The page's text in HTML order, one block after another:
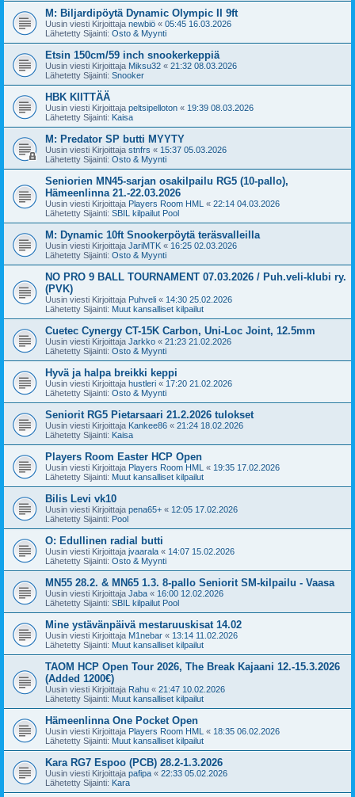
M: Biljardipöytä Dynamic Olympic II 9ft
Uusin viesti Kirjoittaja newbiö « 05:45 16.03.2026
Lähetetty Sijainti: Osto & Myynti
Etsin 150cm/59 inch snookerkeppiä
Uusin viesti Kirjoittaja Miksu32 « 21:32 08.03.2026
Lähetetty Sijainti: Snooker
HBK KIITTÄÄ
Uusin viesti Kirjoittaja peltsipelloton « 19:39 08.03.2026
Lähetetty Sijainti: Kaisa
M: Predator SP butti MYYTY
Uusin viesti Kirjoittaja stnfrs « 15:37 05.03.2026
Lähetetty Sijainti: Osto & Myynti
Seniorien MN45-sarjan osakilpailu RG5 (10-pallo),
Hämeenlinna 21.-22.03.2026
Uusin viesti Kirjoittaja Players Room HML « 22:14 04.03.2026
Lähetetty Sijainti: SBIL kilpailut Pool
M: Dynamic 10ft Snookerpöytä teräsvalleilla
Uusin viesti Kirjoittaja JariMTK « 16:25 02.03.2026
Lähetetty Sijainti: Osto & Myynti
NO PRO 9 BALL TOURNAMENT 07.03.2026 / Puh.veli-klubi ry.
(PVK)
Uusin viesti Kirjoittaja Puhveli « 14:30 25.02.2026
Lähetetty Sijainti: Muut kansalliset kilpailut
Cuetec Cynergy CT-15K Carbon, Uni-Loc Joint, 12.5mm
Uusin viesti Kirjoittaja Jarkko « 21:23 21.02.2026
Lähetetty Sijainti: Osto & Myynti
Hyvä ja halpa breikki keppi
Uusin viesti Kirjoittaja hustleri « 17:20 21.02.2026
Lähetetty Sijainti: Osto & Myynti
Seniorit RG5 Pietarsaari 21.2.2026 tulokset
Uusin viesti Kirjoittaja Kankee86 « 21:24 18.02.2026
Lähetetty Sijainti: Kaisa
Players Room Easter HCP Open
Uusin viesti Kirjoittaja Players Room HML « 19:35 17.02.2026
Lähetetty Sijainti: Muut kansalliset kilpailut
Bilis Levi vk10
Uusin viesti Kirjoittaja pena65+ « 12:05 17.02.2026
Lähetetty Sijainti: Pool
O: Edullinen radial butti
Uusin viesti Kirjoittaja jvaarala « 14:07 15.02.2026
Lähetetty Sijainti: Osto & Myynti
MN55 28.2. & MN65 1.3. 8-pallo Seniorit SM-kilpailu - Vaasa
Uusin viesti Kirjoittaja Jaba « 16:00 12.02.2026
Lähetetty Sijainti: SBIL kilpailut Pool
Mine ystävänpäivä mestaruuskisat 14.02
Uusin viesti Kirjoittaja M1nebar « 13:14 11.02.2026
Lähetetty Sijainti: Muut kansalliset kilpailut
TAOM HCP Open Tour 2026, The Break Kajaani 12.-15.3.2026
(Added 1200€)
Uusin viesti Kirjoittaja Rahu « 21:47 10.02.2026
Lähetetty Sijainti: Muut kansalliset kilpailut
Hämeenlinna One Pocket Open
Uusin viesti Kirjoittaja Players Room HML « 18:35 06.02.2026
Lähetetty Sijainti: Muut kansalliset kilpailut
Kara RG7 Espoo (PCB) 28.2-1.3.2026
Uusin viesti Kirjoittaja pafipa « 22:33 05.02.2026
Lähetetty Sijainti: Kara